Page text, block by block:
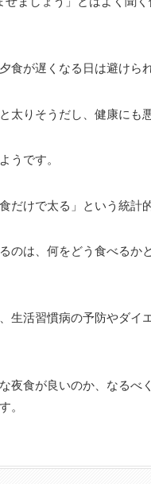
食が遅くなる日は避けら
太りそうだし、健康にも
うです。
だけで太る」という統計
のは、何をどう食べる
生活習慣病の予防やダイ
夜食が良いのか、なるべ
。